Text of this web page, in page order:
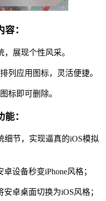
：
展现个性风采。
列应用图标，灵活便捷。
标即可删除。
：
细节，实现逼真的iOS模拟
设备秒变iPhone风格；
卓桌面切换为iOS风格；